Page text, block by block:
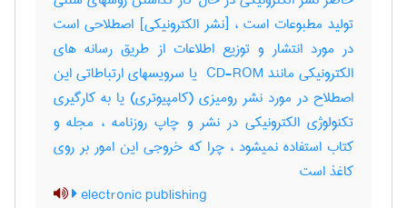
تولید مطبوعات است ، [نشر الکترونیکی] اصطلاحی است
در مورد انتشار و توزیع اطلاعات از طریق رسانه های
الکترونیکی مانند ‎ CD-ROM یا سرویسهای ارتباطاتی این
اصطلاح در مورد نشر رومیزی (کامپیوتری) یا به کارگیری
تکنولوژی الکترونیکی در نشر و چاپ روزنامه ، مجله و
کتاب استفاده نمیشود ، چرا که خروجی این امور بر روی
کاغذ است
electronic publishing